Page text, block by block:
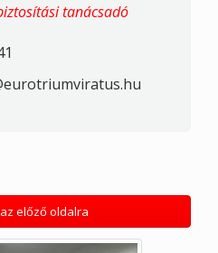
tanácsadó
előző oldalra